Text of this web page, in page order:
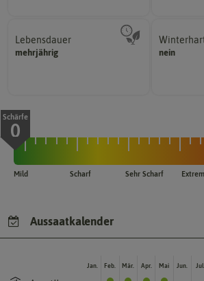
nein
Probleme
Lebensdauer
mehrjährig
einjährig, zweijährig oder
mehrjährig.
Schärfe
0
Mild Scharf Sehr Scharf
Aussaatkalender
Jan. Feb. Mär. Apr. Mai Jun. Jul.